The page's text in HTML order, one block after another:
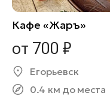
Кафе «Жаръ»
от 700 ₽
Егорьевск
0.4 км до места